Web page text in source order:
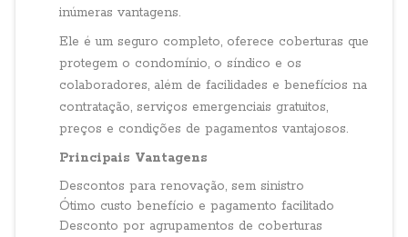
inúmeras vantagens.
Ele é um seguro completo, oferece coberturas que
protegem o condomínio, o síndico e os
colaboradores, além de facilidades e benefícios na
contratação, serviços emergenciais gratuitos,
preços e condições de pagamentos vantajosos.
Principais Vantagens
Descontos para renovação, sem sinistro
Ótimo custo benefício e pagamento facilitado
Desconto por agrupamentos de coberturas